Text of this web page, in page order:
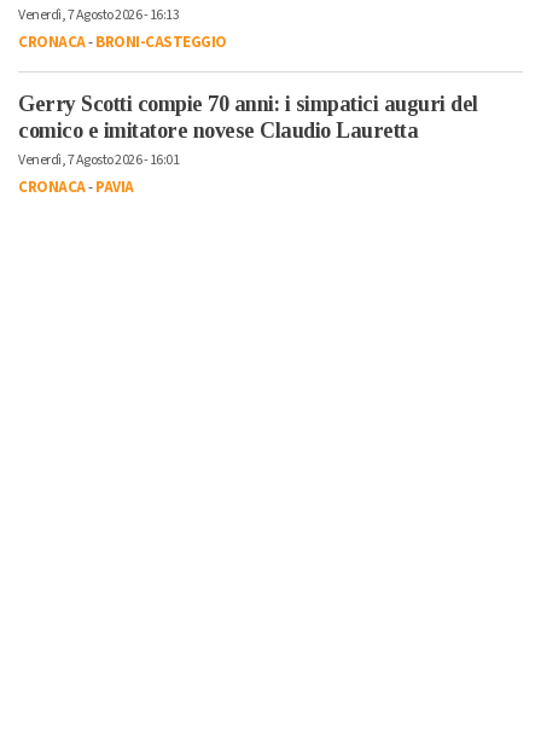
Venerdì, 7 Agosto 2026 - 16:13
CRONACA-BRONI-CASTEGGIO
Gerry Scotti compie 70 anni: i simpatici auguri del
comico e imitatore novese Claudio Lauretta
Venerdì, 7 Agosto 2026 - 16:01
CRONACA-PAVIA